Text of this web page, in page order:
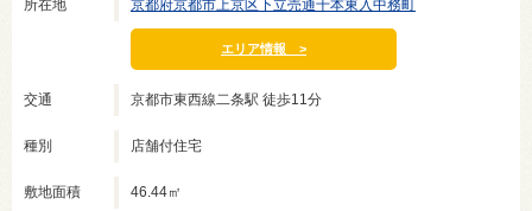
所在地 京都府京都市上京区下立売通千本東入中務町
エリア情報 >
交通 京都市東西線二条駅 徒歩11分
種別 店舗付住宅
敷地面積 46.44㎡